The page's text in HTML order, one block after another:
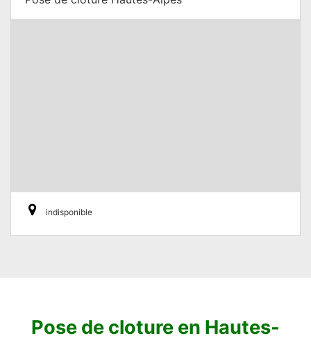
indisponible
Pose de cloture en Hautes-